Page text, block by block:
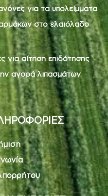
για τα υπολείμματα
στο ελαιόλαδο
για αίτηση επιδότησης
αγορά λιπασμάτων